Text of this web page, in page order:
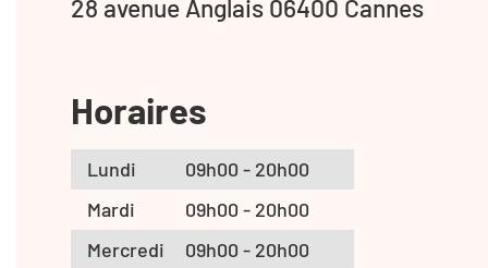
28 avenue Anglais 06400 Cannes
Horaires
Lundi
09h00 - 20h00
Mardi
09h00 - 20h00
Mercredi
09h00 - 20h00